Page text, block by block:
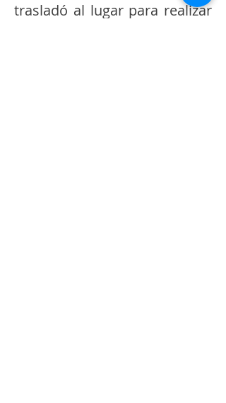
trasladó al lugar para realizar